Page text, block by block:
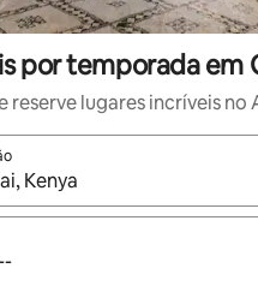
por temporada em
reserve lugares incríveis no
resultados estiverem